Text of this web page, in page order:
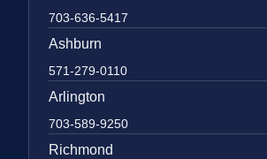
703-636-5417
Ashburn
571-279-0110
Arlington
703-589-9250
Richmond